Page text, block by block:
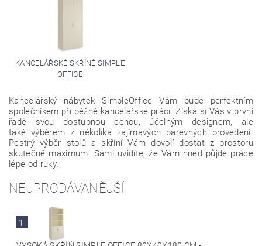
KANCELÁŘSKÉ SKŘÍNĚ SIMPLE
OFFICE
Kancelářský nábytek SimpleOffice Vám bude perfektním
společníkem při běžné kancelářské práci. Získá si Vás v první
řadě svou dostupnou cenou, účelným designem, ale
také výběrem z několika zajímavých barevných provedení.
Pestrý výběr stolů a skříní Vám dovolí dostat z prostoru
skutečně maximum .Sami uvidíte, že Vám hned půjde práce
lépe od ruky.
NEJPRODÁVANĚJŠÍ
1.